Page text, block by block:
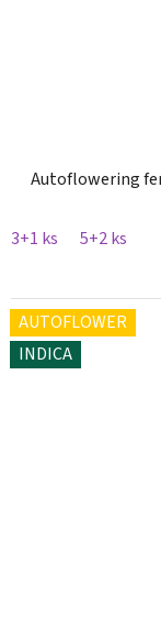
Autoflowering
3+1 ks
5+2 ks
AUTOFLOWER
INDICA